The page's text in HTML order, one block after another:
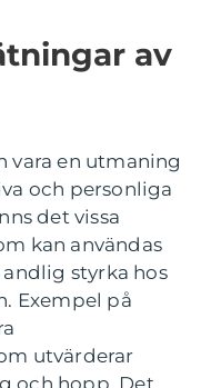
av
vara en utmaning
och personliga
det vissa
kan användas
styrka hos
Exempel på
utvärderar